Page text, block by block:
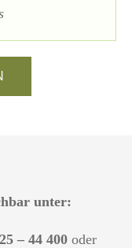
unter:
– 44 400oder